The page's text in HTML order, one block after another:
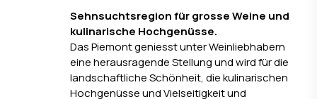
Sehnsuchtsregion für grosse Weine und
kulinarische Hochgenüsse.
Das Piemont geniesst unter Weinliebhabern
eine herausragende Stellung und wird für die
landschaftliche Schönheit, die kulinarischen
Hochgenüsse und Vielseitigkeit und